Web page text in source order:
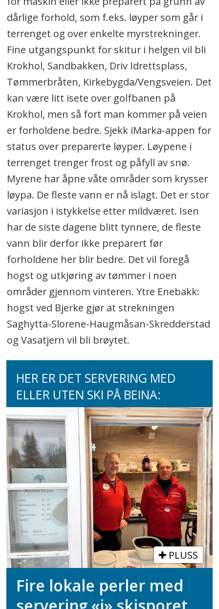
dårlige forhold, som f.eks. løyper som går i
terrenget og over enkelte myrstrekninger.
Fine utgangspunkt for skitur i helgen vil bli
Krokhol, Sandbakken, Driv Idrettsplass,
Tømmerbråten, Kirkebygda/Vengsveien. Det
kan være litt isete over golfbanen på
Krokhol, men så fort man kommer på veien
er forholdene bedre. Sjekk iMarka-appen for
status over preparerte løyper. Løypene i
terrenget trenger frost og påfyll av snø.
Myrene har åpne våte områder som krysser
løypa. De fleste vann er nå islagt. Det er stor
variasjon i istykkelse etter mildværet. Isen
har de siste dagene blitt tynnere, de fleste
vann blir derfor ikke preparert før
forholdene her blir bedre. Det vil foregå
hogst og utkjøring av tømmer i noen
områder gjennom vinteren. Ytre Enebakk:
hogst ved Bjerke gjør at strekningen
Saghytta-Slorene-Haugmåsan-Skredderstad
og Vasatjern vil bli brøytet.
HER ER DET SERVERING MED
ELLER UTEN SKI PÅ BEINA:
PLUSS
Fire lokale perler med